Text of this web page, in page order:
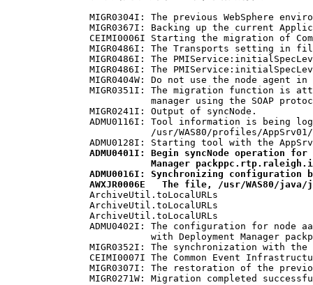
MIGR0304I: The previous WebSphere
MIGR0367I: Backing up the current
CEIMI0006I Starting the migration of
MIGR0486I: The Transports setting in
MIGR0486I: The
MIGR0486I: The
MIGR0404W: Do not use the node
MIGR0351I: The migration function is
manager using the SOAP
MIGR0241I: Output of syncNode.
ADMU0116I: Tool information is being
/usr/WAS80/profiles/
ADMU0401I: Begin syncNode operation for
Manager
ADMU0016I: Synchronizing configuration
AWXJR0006E   The file, /usr/WAS80/
ArchiveUtil.toLocalURLs
ArchiveUtil.toLocalURLs
ArchiveUtil.toLocalURLs
ADMU0402I: The configuration for node
with Deployment Manager
MIGR0352I: The synchronization with
CEIMI0007I The Common Event
MIGR0307I: The restoration of the
MIGR0271W: Migration completed